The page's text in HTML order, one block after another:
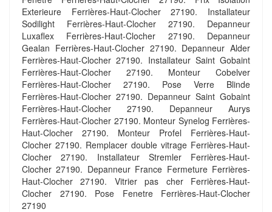
Exterieure Ferrières-Haut-Clocher 27190. Installateur
Sodilight Ferrières-Haut-Clocher 27190. Depanneur
Luxaflex Ferrières-Haut-Clocher 27190. Depanneur
Gealan Ferrières-Haut-Clocher 27190. Depanneur Alder
Ferrières-Haut-Clocher 27190. Installateur Saint Gobaint
Ferrières-Haut-Clocher 27190. Monteur Cobelver
Ferrières-Haut-Clocher 27190. Pose Verre Blinde
Ferrières-Haut-Clocher 27190. Depanneur Saint Gobaint
Ferrières-Haut-Clocher 27190. Depanneur Aurys
Ferrières-Haut-Clocher 27190. Monteur Synelog Ferrières-
Haut-Clocher 27190. Monteur Profel Ferrières-Haut-
Clocher 27190. Remplacer double vitrage Ferrières-Haut-
Clocher 27190. Installateur Stremler Ferrières-Haut-
Clocher 27190. Depanneur France Fermeture Ferrières-
Haut-Clocher 27190. Vitrier pas cher Ferrières-Haut-
Clocher 27190. Pose Fenetre Ferrières-Haut-Clocher
27190